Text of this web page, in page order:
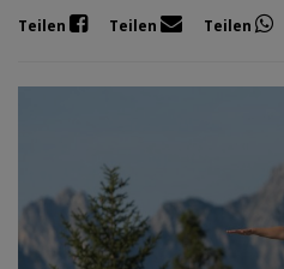
Teilen Teilen Teilen